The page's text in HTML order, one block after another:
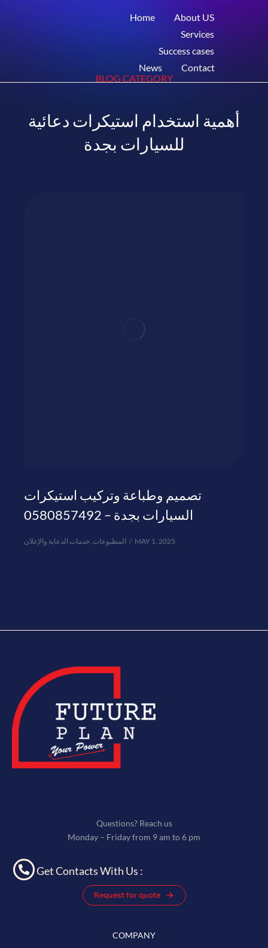
Home
About US
Services
Success cases
News
Contact
BLOG CATEGORY
أهمية استخدام استيكرات دعائية
للسيارات بجدة
تصميم وطباعة وتركيب استيكرات
السيارات بجدة – 0580857492
المطبوعات, خدمات الدعاية والإعلان MAY 1, 2025
Questions? Reach us
Monday – Friday from 9 am to 6 pm
Get Contacts With Us :
Request for quote
COMPANY